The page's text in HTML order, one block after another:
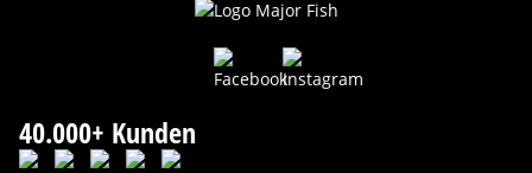
40.000+ Kunden